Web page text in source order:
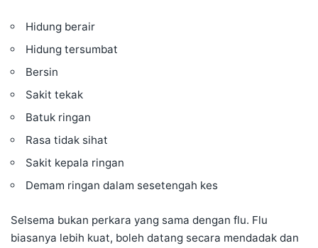
Hidung berair
Hidung tersumbat
Bersin
Sakit tekak
Batuk ringan
Rasa tidak sihat
Sakit kepala ringan
Demam ringan dalam sesetengah kes
Selsema bukan perkara yang sama dengan flu. Flu
biasanya lebih kuat, boleh datang secara mendadak dan